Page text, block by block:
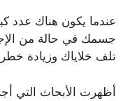
عندما يكون هناك عدد
جسمك في حالة من
تلف خلاياك وزيادة خطر
أظهرت الأبحاث التي